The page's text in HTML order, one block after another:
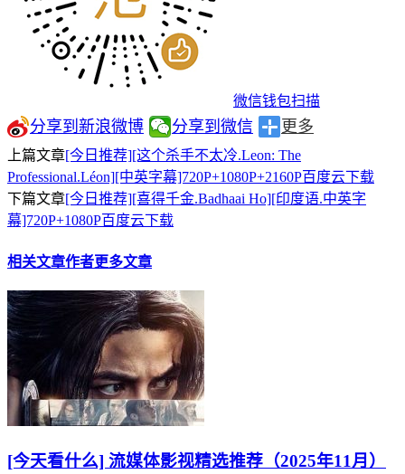
微信钱包扫描
分享到新浪微博 分享到微信 更多
上篇文章[今日推荐][这个杀手不太冷.Leon: The
Professional.Léon][中英字幕]720P+1080P+2160P百度云下载
下篇文章[今日推荐][喜得千金.Badhaai Ho][印度语.中英字
幕]720P+1080P百度云下载
相关文章作者更多文章
[今天看什么] 流媒体影视精选推荐（2025年11月）